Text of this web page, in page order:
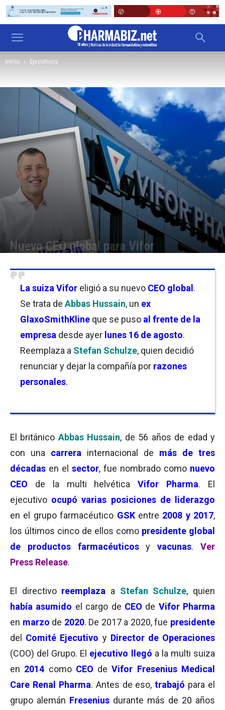
Inicio Ejecutivos
Nuevo CEO global para Vifor
La suiza Vifor eligió a su nuevo CEO global .
Se trata de Abbas Hussain, un ex
GlaxoSmithKline que se puso al frente de la
empresa desde ayer lunes 16 de agosto.
Reemplaza a Stefan Schulze, quien decidió
renunciar y dejar la compañía por razones
personales.
El británico Abbas Hussain, de 56 años de edad y
con una carrera internacional de más de tres
décadas en el sector, fue nombrado como nuevo
CEO
de la multi helvéticaVifor Pharma. El
ejecutivo ocupó varias posiciones de liderazgo
en el grupo farmacéutico GSKentre 2008 y 2017,
los últimos cinco de ellos como presidente global
de productos farmacéuticos
y vacunas.Ver
Press Release.
El directivoreemplaza a Stefan Schulze, quien
había asumido el cargo de CEO de Vifor Pharma
en marzo de 2020. De 2017 a 2020, fue presidente
del Comité Ejecutivo y Director de Operaciones
(COO) del Grupo. El ejecutivo llegó a la multi suiza
en 2014 como CEO deVifor Fresenius Medical
Care Renal Pharma. Antes de eso,trabajó para el
grupo alemán Fresenius durante más de 20 años